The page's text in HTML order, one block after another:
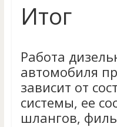
Итог
Работа
автомобиля
зависит от
системы, ее
шлангов,